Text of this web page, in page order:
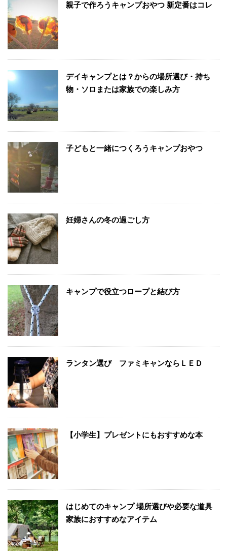
親子で作ろうキャンプおやつ 新定番はコレ
デイキャンプとは？からの場所選び・持ち
物・ソロまたは家族での楽しみ方
子どもと一緒につくろうキャンプおやつ
妊婦さんの冬の過ごし方
キャンプで役立つロープと結び方
ランタン選び ファミキャンならＬＥＤ
【小学生】プレゼントにもおすすめな本
はじめてのキャンプ 場所選びや必要な道具
家族におすすめなアイテム